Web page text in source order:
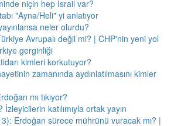
niçin hep İsrail var?
"Ayna/Heli" yi anlatıyor
neler olurdu?
Avrupalı değil mi? | CHP'nin yeni yol
gerginliği
kimleri korkutuyor?
zamanında aydınlatılmasını kimler
mı tıkıyor?
katılımıyla ortak yayın
Erdoğan sürece mührünü vuracak mı? |